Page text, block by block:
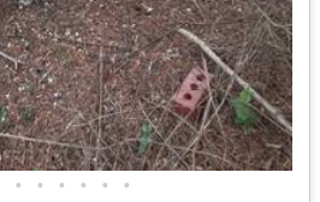
• • • • • •